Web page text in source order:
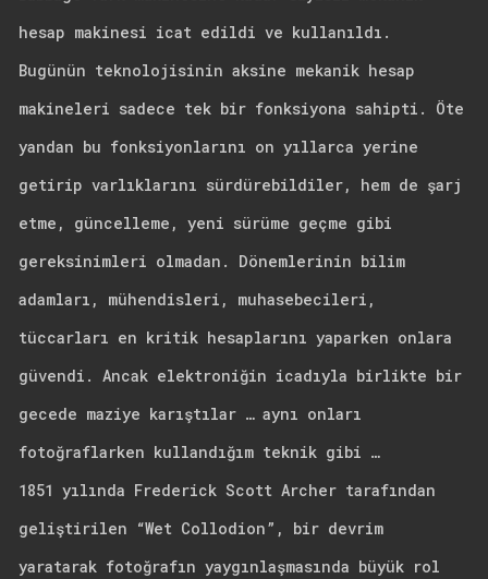
hesap makinesi icat edildi ve kullanıldı.
Bugünün teknolojisinin aksine mekanik hesap
makineleri sadece tek bir fonksiyona sahipti. Öte
yandan bu fonksiyonlarını on yıllarca yerine
getirip varlıklarını sürdürebildiler, hem de şarj
etme, güncelleme, yeni sürüme geçme gibi
gereksinimleri olmadan. Dönemlerinin bilim
adamları, mühendisleri, muhasebecileri,
tüccarları en kritik hesaplarını yaparken onlara
güvendi. Ancak elektroniğin icadıyla birlikte bir
gecede maziye karıştılar … aynı onları
fotoğraflarken kullandığım teknik gibi …
1851 yılında Frederick Scott Archer tarafından
geliştirilen “Wet Collodion”, bir devrim
yaratarak fotoğrafın yaygınlaşmasında büyük rol